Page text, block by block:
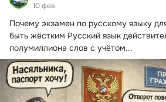
10 фев
Почему экзамен по русскому языку
быть жёстким Русский язык
полумиллиона слов с учётом...